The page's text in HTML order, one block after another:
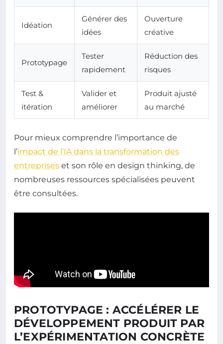
Idéation
Générer des
idées
Ouverture
créative
Prototypage
Tester
rapidement
Réduction des
risques
Test &
itération
Valider et
améliorer
Produit ajusté
au marché
Pour mieux comprendre l’importance de
l’impact de l’IA dans la transformation des
entreprises et son rôle en design thinking, de
nombreuses ressources spécialisées peuvent
être consultées.
PROTOTYPAGE : ACCÉLÉRER LE
DÉVELOPPEMENT PRODUIT PAR
L’EXPÉRIMENTATION CONCRÈTE